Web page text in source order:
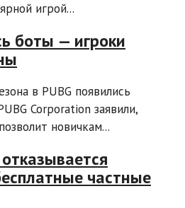
игрой...
боты — игроки
в PUBG появились
Corporation заявили,
новичкам...
частные